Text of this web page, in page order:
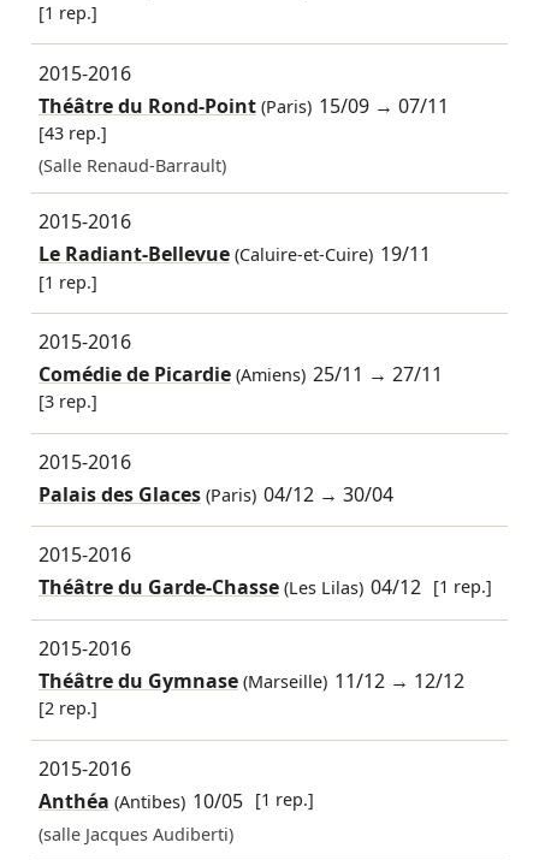
[1 rep.]
2015-2016
Théâtre du Rond-Point(Paris) 15/09 →07/11
[43 rep.]
(Salle Renaud-Barrault)
2015-2016
Le Radiant-Bellevue(Caluire-et-Cuire) 19/11
[1 rep.]
2015-2016
Comédie de Picardie(Amiens) 25/11 →27/11
[3 rep.]
2015-2016
Palais des Glaces(Paris) 04/12 →30/04
2015-2016
Théâtre du Garde-Chasse(Les Lilas) 04/12 [1 rep.]
2015-2016
Théâtre du Gymnase(Marseille) 11/12 → 12/12
[2 rep.]
2015-2016
Anthéa (Antibes) 10/05 [1 rep.]
(salle Jacques Audiberti)